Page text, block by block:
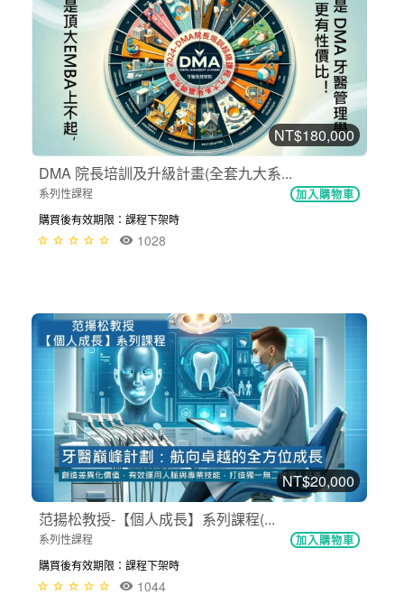
NT$180,000
DMA 院長培訓及升級計畫(全套九大系...
系列性課程 加入購物車
購買後有效期限：課程下架時
1028
NT$20,000
范揚松教授-【個人成長】系列課程(...
系列性課程 加入購物車
購買後有效期限：課程下架時
1044